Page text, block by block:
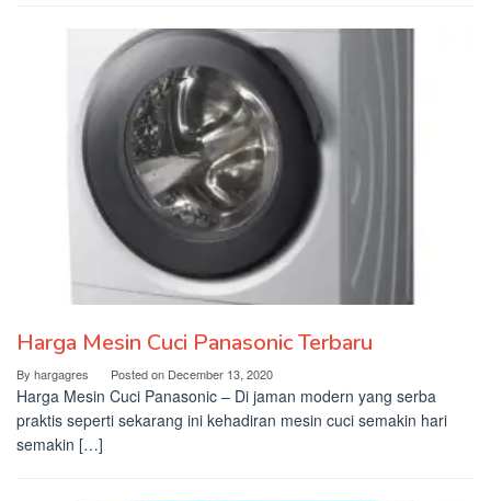
Harga Mesin Cuci Panasonic Terbaru
By hargagres Posted on December 13, 2020
Harga Mesin Cuci Panasonic – Di jaman modern yang serba
praktis seperti sekarang ini kehadiran mesin cuci semakin hari
semakin […]